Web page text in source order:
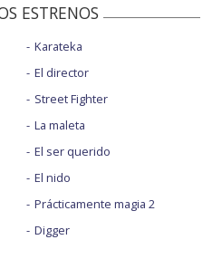
ESTRENOS
Karateka
El director
Street Fighter
La maleta
El ser querido
El nido
Prácticamente magia 2
Digger